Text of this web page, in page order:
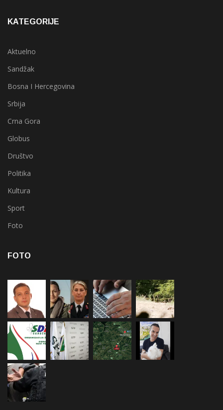
KATEGORIJE
Aktuelno
Sandžak
Bosna I Hercegovina
Srbija
Crna Gora
Globus
Društvo
Politika
Kultura
Sport
Foto
FOTO